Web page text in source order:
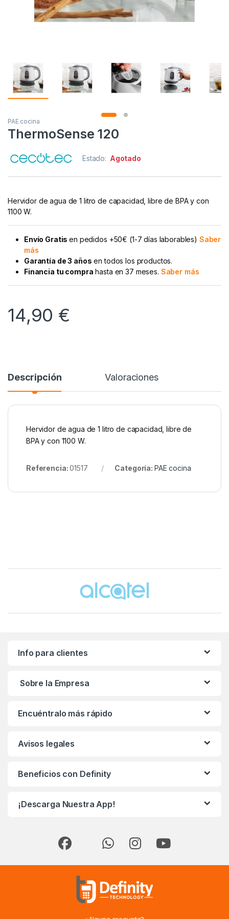
PAE cocina
ThermoSense 120
Estado: Agotado
Hervidor de agua de 1 litro de capacidad, libre de BPA y con
1100 W.
Envío Gratisen pedidos +50€ (1-7 días laborables) Saber
más
Garantía de 3 años en todos los productos.
Financia tu compra hasta en 37 meses. Saber más
14,90 €
Descripción Valoraciones
Hervidor de agua de 1 litro de capacidad, libre de
BPA y con 1100 W.
Referencia:01517 Categoría: PAE cocina
Info para clientes
Sobre la Empresa
Encuéntralo más rápido
Avisos legales
Beneficios con Definity
¡Descarga Nuestra App!